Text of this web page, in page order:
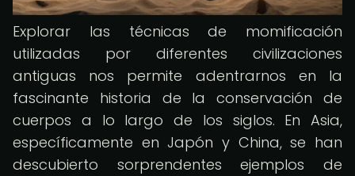
Explorar las técnicas de momificación
utilizadas por diferentes civilizaciones
antiguas nos permite adentrarnos en la
fascinante historia de la conservación de
cuerpos a lo largo de los siglos. En Asia,
específicamente en Japón y China, se han
descubierto sorprendentes ejemplos de